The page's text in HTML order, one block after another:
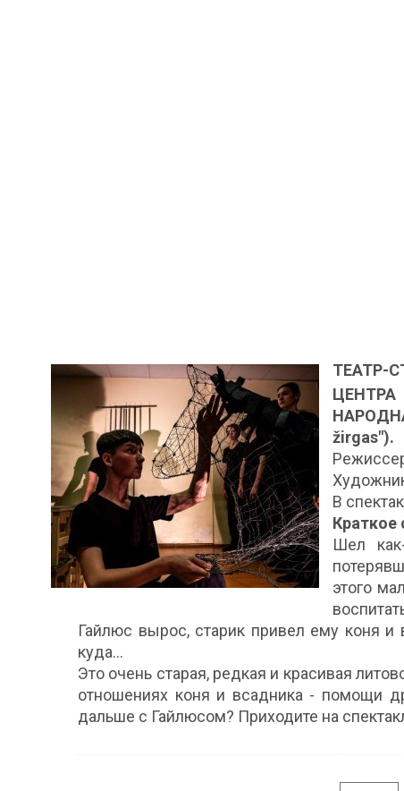
ТЕАТР-
žirgas").
В
Краткое
Шел
этого
Гайлюс вырос, старик привел ему коня
куда...
Это очень старая, редкая и красивая
отношениях коня и всадника - помощи
дальше с Гайлюсом? Приходите на